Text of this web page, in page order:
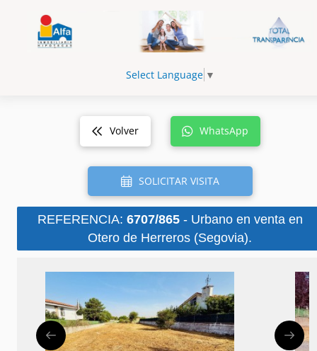
Select Language ▼
Volver WhatsApp
SOLICITAR VISITA
REFERENCIA: 6707/865- Urbano en venta en
Otero de Herreros (Segovia).